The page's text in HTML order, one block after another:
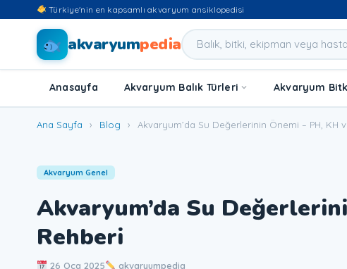
Türkiye'nin en kapsamlı akvaryum ansiklopedisi
akvaryumpedia
Anasayfa Akvaryum Balık Türleri Akvaryum
Ana Sayfa › Blog › Akvaryum’da Su Değerlerinin Önemi – PH, KH
Akvaryum Genel
Akvaryum’da Su
Rehberi
26 Oca 2025 akvaryumpedia